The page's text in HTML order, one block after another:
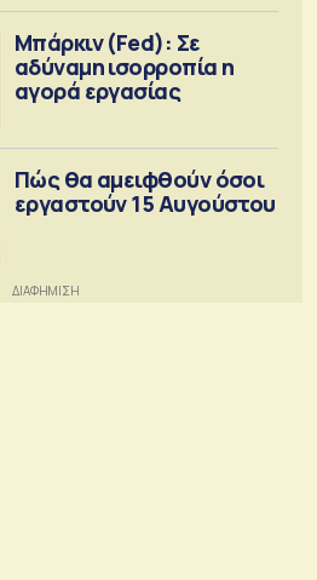
Μπάρκιν (Fed): Σε
αδύναμη ισορροπία η
αγορά εργασίας
Πώς θα αμειφθούν όσοι
εργαστούν 15 Αυγούστου